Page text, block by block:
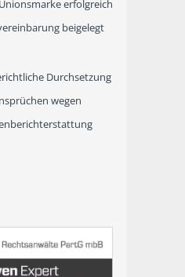
erfolgreich
beigelegt
Durchsetzung
wegen